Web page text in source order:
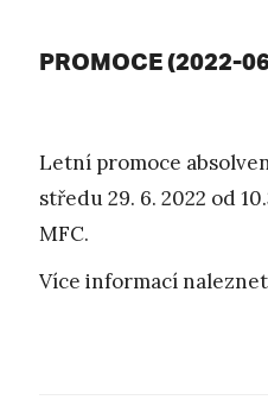
PROMOCE (2022-
Letní promoce
středu 29. 6. 2022 od
MFC.
Více informací